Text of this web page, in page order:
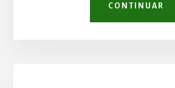
CONTINUAR